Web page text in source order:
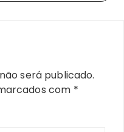
será publicado.
com *